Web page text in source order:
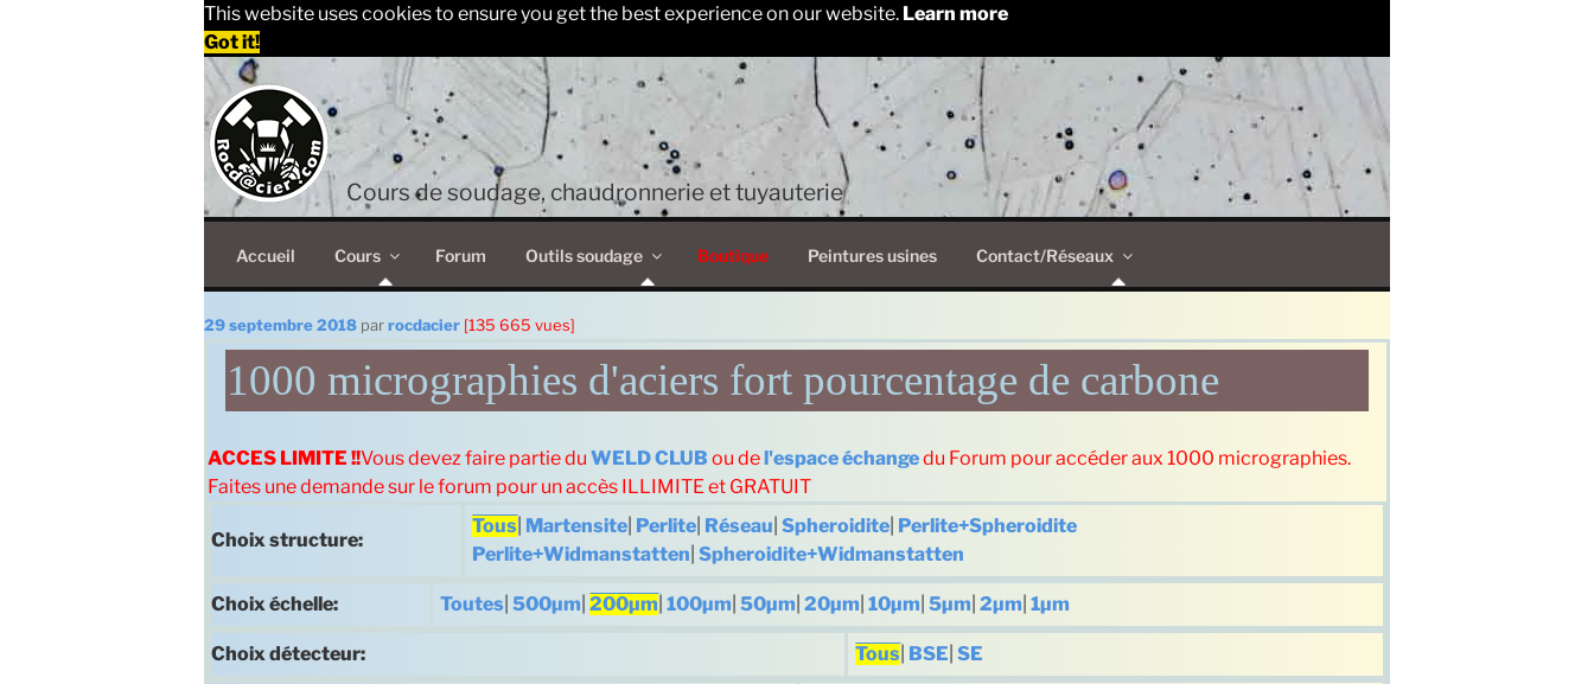
This website uses cookies to ensure you get the best experience on our website. Learn more
Got it!
Aller
au
contenu
principal
Cours de soudage, chaudronnerie et tuyauterie
Accueil Cours Forum Outils soudage Boutique Peintures usines Contact/Réseaux
Publié
29 septembre 2018 parrocdacier [135 665 vues]
1000 micrographies d'aciers fort pourcentage de carbone
ACCES LIMITE !!Vous devez faire partie du WELD CLUB ou del'espace échangedu Forum pour accéder aux 1000 micrographies.
Faites une demande sur le forum pour un accès ILLIMITE et GRATUIT
Choix structure:
Tous Martensite Perlite Réseau |Spheroidite Perlite+Spheroidite
Perlite+Widmanstatten |Spheroidite+Widmanstatten
Choix échelle: Toutes |500µm |200µm |100µm |50µm |20µm |10µm |5µm |2µm |1µm
Choix détecteur: Tous BSE |SE